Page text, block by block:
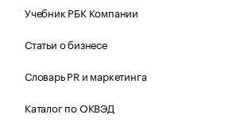
Учебник РБК Компании
Статьи о бизнесе
Словарь PR и маркетинга
Каталог по ОКВЭД